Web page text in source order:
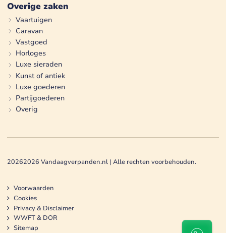
Overige zaken
Vaartuigen
Caravan
Vastgoed
Horloges
Luxe sieraden
Kunst of antiek
Luxe goederen
Partijgoederen
Overig
20262026 Vandaagverpanden.nl | Alle rechten voorbehouden.
Voorwaarden
Cookies
Privacy & Disclaimer
WWFT & DOR
Sitemap